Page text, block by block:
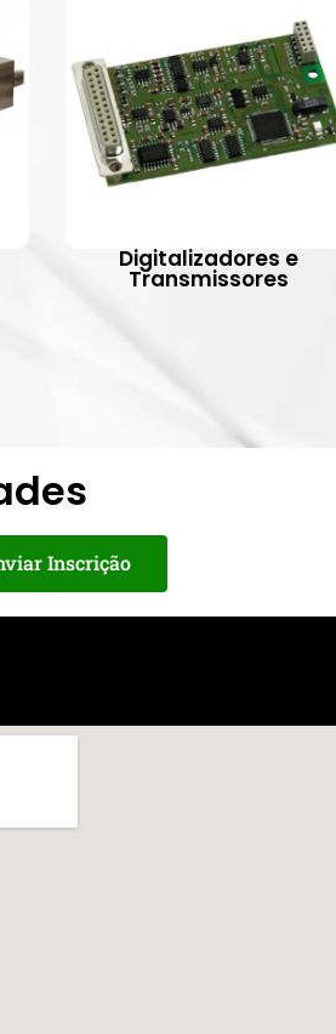
Digitalizadores e
Transmissores
Inscrição